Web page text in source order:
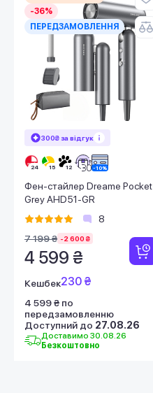
-36%
ПЕРЕДЗАМОВЛЕННЯ
300₴ за відгук
Фен-стайлер Dreame Pocket
Grey AHD51-GR
8
7 199 ₴ -2 600 ₴
4 599 ₴
Кешбек230 ₴
4 599 ₴ по
передзамовленню
Доступний до 27.08.26
Доставимо 30.08.26
Безкоштовно